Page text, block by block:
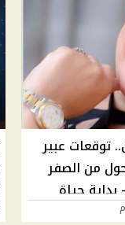
توقعات عبير
هتتحول من الصفر
في يونيو 2025 – بداية حياة